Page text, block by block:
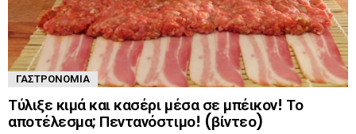
ΓΑΣΤΡΟΝΟΜΊΑ
Τύλιξε κιμά και κασέρι μέσα σε μπέικον! Το
αποτέλεσμα; Πεντανόστιμο! (βίντεο)